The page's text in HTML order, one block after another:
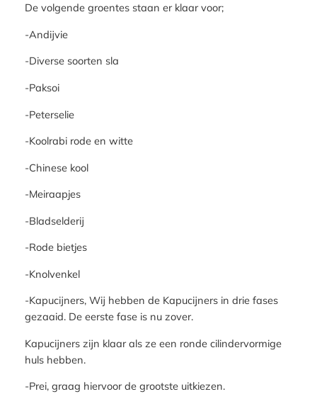
De volgende groentes staan er klaar voor;
-Andijvie
-Diverse soorten sla
-Paksoi
-Peterselie
-Koolrabi rode en witte
-Chinese kool
-Meiraapjes
-Bladselderij
-Rode bietjes
-Knolvenkel
-Kapucijners, Wij hebben de Kapucijners in drie fases
gezaaid. De eerste fase is nu zover.
Kapucijners zijn klaar als ze een ronde cilindervormige
huls hebben.
-Prei, graag hiervoor de grootste uitkiezen.